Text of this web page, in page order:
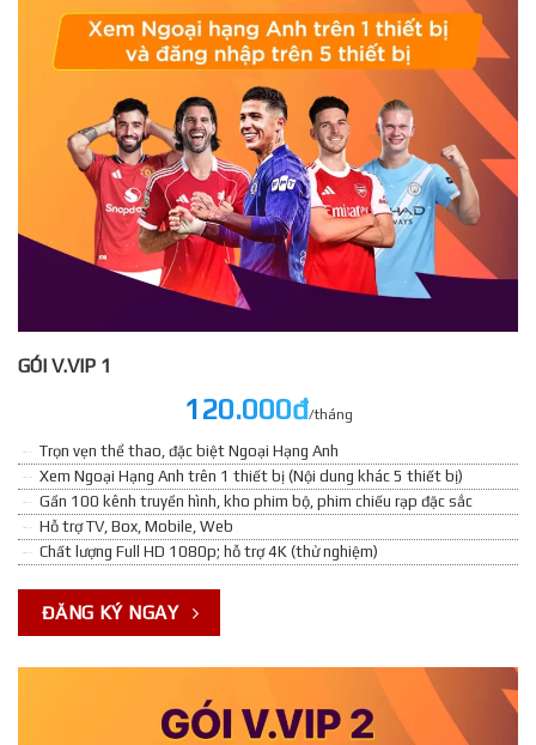
GÓI V.VIP 1
120.000đ/tháng
Trọn vẹn thể thao, đặc biệt Ngoại Hạng Anh
Xem Ngoại Hạng Anh trên 1 thiết bị (Nội dung khác 5 thiết bị)
Gần 100 kênh truyền hình, kho phim bộ, phim chiếu rạp đặc sắc
Hỗ trợ TV, Box, Mobile, Web
Chất lượng Full HD 1080p; hỗ trợ 4K (thử nghiệm)
ĐĂNG KÝ NGAY